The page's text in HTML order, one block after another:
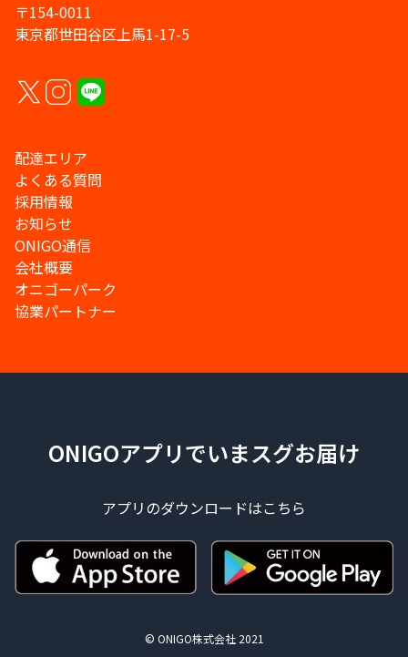
〒154-0011
東京都世田谷区上馬1-17-5
配達エリア
よくある質問
採用情報
お知らせ
ONIGO通信
会社概要
オニゴーパーク
協業パートナー
ONIGOアプリでいまスグお届け
アプリのダウンロードはこちら
© ONIGO株式会社 2021